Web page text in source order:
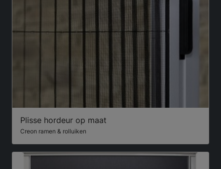
Plisse hordeur op maat
Creon ramen & rolluiken